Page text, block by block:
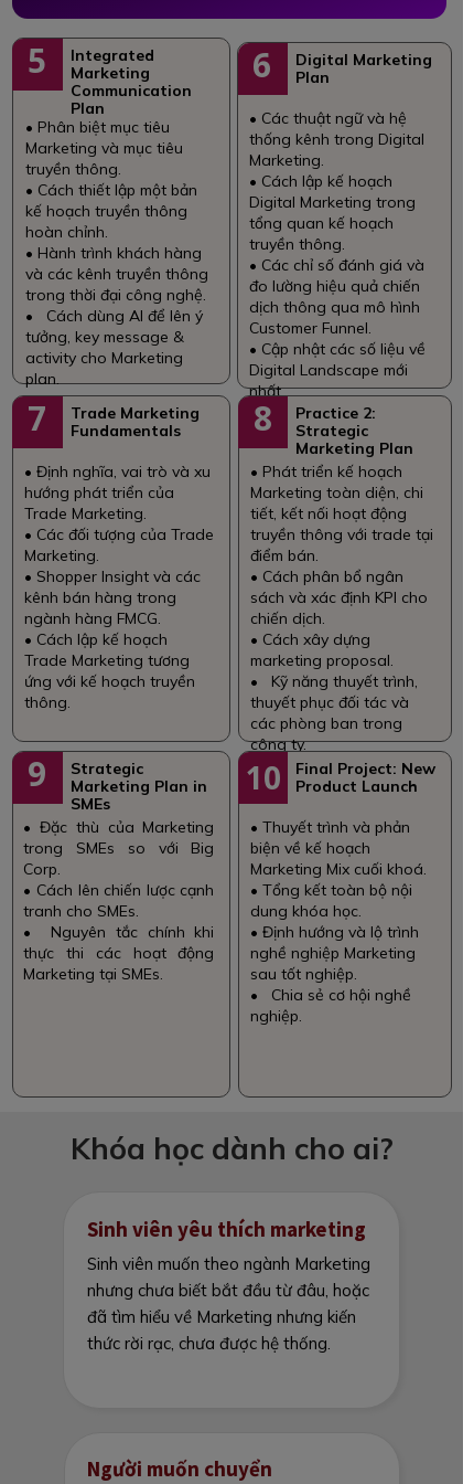
Integrated
Marketing
Communication
Plan
• Phân biệt mục tiêu
Marketing và mục tiêu
truyền thông.
• Cách thiết lập một bản
kế hoạch truyền thông
hoàn chỉnh.
• Hành trình khách hàng
và các kênh truyền thông
trong thời đại công nghệ.
• Cách dùng AI để lên ý
tưởng, key message &
activity cho Marketing
plan.
5
Digital Marketing
Plan
• Các thuật ngữ và hệ
thống kênh trong Digital
Marketing.
• Cách lập kế hoạch
Digital Marketing trong
tổng quan kế hoạch
truyền thông.
• Các chỉ số đánh giá và
đo lường hiệu quả chiến
dịch thông qua mô hình
Customer Funnel.
• Cập nhật các số liệu về
Digital Landscape mới
nhất.
6
Practice 2:
Strategic
Marketing Plan
• Phát triển kế hoạch
Marketing toàn diện, chi
tiết, kết nối hoạt động
truyền thông với trade tại
điểm bán.
• Cách phân bổ ngân
sách và xác định KPI cho
chiến dịch.
• Cách xây dựng
marketing proposal.
• Kỹ năng thuyết trình,
thuyết phục đối tác và
các phòng ban trong
công ty.
8
Trade Marketing
Fundamentals
• Định nghĩa, vai trò và xu
hướng phát triển của
Trade Marketing.
• Các đối tượng của Trade
Marketing.
• Shopper Insight và các
kênh bán hàng trong
ngành hàng FMCG.
• Cách lập kế hoạch
Trade Marketing tương
ứng với kế hoạch truyền
thông.
7
Strategic
Marketing Plan in
SMEs
• Đặc thù của Marketing
trong SMEs so với Big
Corp.
• Cách lên chiến lược cạnh
tranh cho SMEs.
• Nguyên tắc chính khi
thực thi các hoạt động
Marketing tại SMEs.
9
Final Project: New
Product Launch
• Thuyết trình và phản
biện về kế hoạch
Marketing Mix cuối khoá.
• Tổng kết toàn bộ nội
dung khóa học.
• Định hướng và lộ trình
nghề nghiệp Marketing
sau tốt nghiệp.
• Chia sẻ cơ hội nghề
nghiệp.
10
Khóa học dành cho ai?
Sinh viên muốn theo ngành Marketing
nhưng chưa biết bắt đầu từ đâu, hoặc
đã tìm hiểu về Marketing nhưng kiến
thức rời rạc, chưa được hệ thống.
Sinh viên yêu thích marketing
Người muốn chuyển